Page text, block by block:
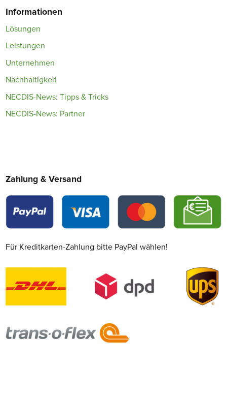
Informationen
Lösungen
Leistungen
Unternehmen
Nachhaltigkeit
NECDIS-News: Tipps & Tricks
NECDIS-News: Partner
Zahlung & Versand
Für Kreditkarten-Zahlung bitte PayPal wählen!